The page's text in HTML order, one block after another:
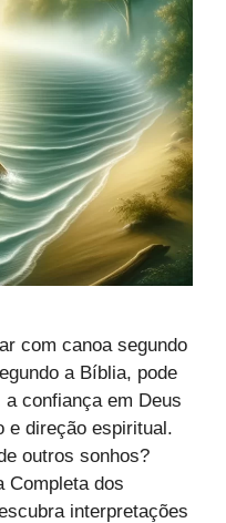
com canoa segundo
a Bíblia, pode
confiança em Deus
e direção espiritual.
outros sonhos?
Completa dos
interpretações